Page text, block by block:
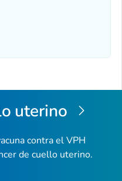
uterino
contra el VPH
de cuello uterino.